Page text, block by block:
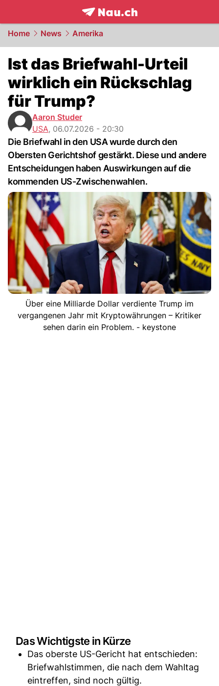
frontpage.NAU.ch
Home News Amerika
Ist das Briefwahl-Urteil
wirklich ein Rückschlag
für Trump?
Aaron Studer
USA, 06.07.2026 - 20:30
Die Briefwahl in den USA wurde durch den
Obersten Gerichtshof gestärkt. Diese und andere
Entscheidungen haben Auswirkungen auf die
kommenden US-Zwischenwahlen.
Über eine Milliarde Dollar verdiente Trump im
vergangenen Jahr mit Kryptowährungen – Kritiker
sehen darin ein Problem. - keystone
Das Wichtigste in Kürze
Das oberste US-Gericht hat entschieden:
Briefwahlstimmen, die nach dem Wahltag
eintreffen, sind noch gültig.